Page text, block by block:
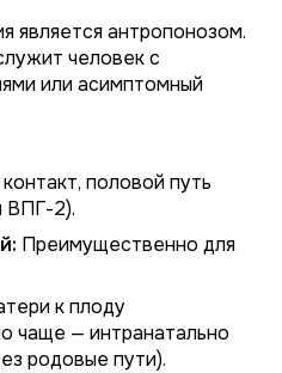
является антропонозом.
человек с
или асимптомный
половой путь
ВПГ-2).
Преимущественно для
к плоду
чаще — интранатально
родовые пути).